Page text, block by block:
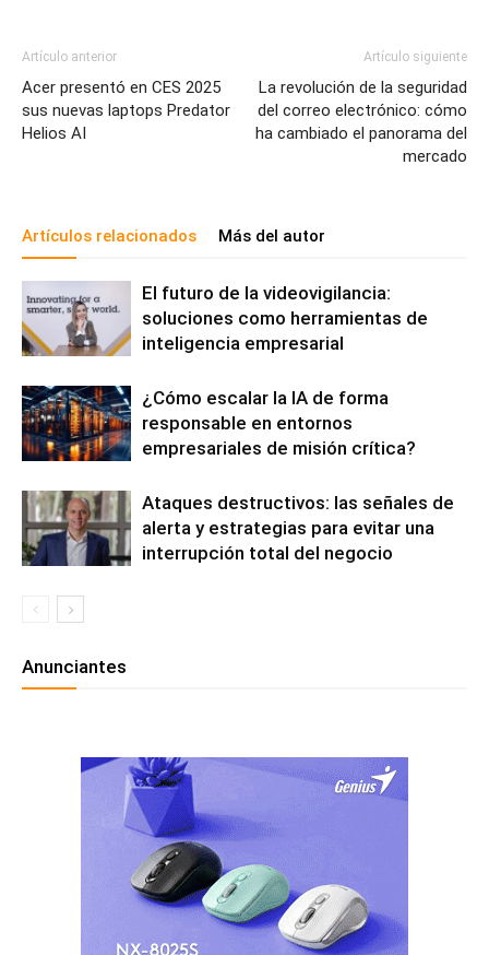
Artículo anterior
Acer presentó en CES 2025
sus nuevas laptops Predator
Helios AI
Artículo siguiente
La revolución de la seguridad
del correo electrónico: cómo
ha cambiado el panorama del
mercado
Artículos relacionados Más del autor
El futuro de la videovigilancia:
soluciones como herramientas de
inteligencia empresarial
¿Cómo escalar la IA de forma
responsable en entornos
empresariales de misión crítica?
Ataques destructivos: las señales de
alerta y estrategias para evitar una
interrupción total del negocio
Anunciantes